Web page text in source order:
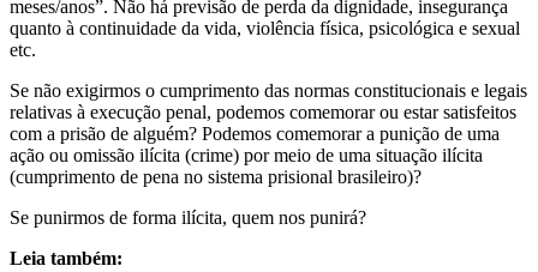
meses/anos”. Não há previsão de perda da dignidade, insegurança
quanto à continuidade da vida, violência física, psicológica e sexual
etc.
Se não exigirmos o cumprimento das normas constitucionais e legais
relativas à execução penal, podemos comemorar ou estar satisfeitos
com a prisão de alguém? Podemos comemorar a punição de uma
ação ou omissão ilícita (crime) por meio de uma situação ilícita
(cumprimento de pena no sistema prisional brasileiro)?
Se punirmos de forma ilícita, quem nos punirá?
Leia também: